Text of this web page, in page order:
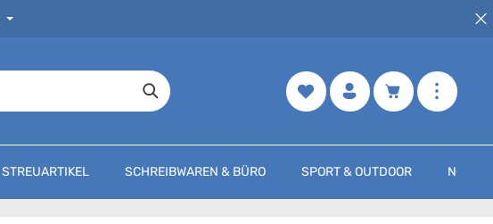
Merkzettel Warenkorb
STREUARTIKEL SCHREIBWAREN & BÜRO SPORT & OUTDOOR NOCH